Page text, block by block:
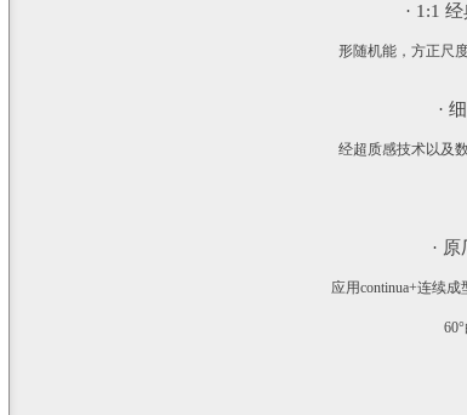
· 1:1
形随机能，方正尺
·
经超质感技术以及
·
应用continua+连续